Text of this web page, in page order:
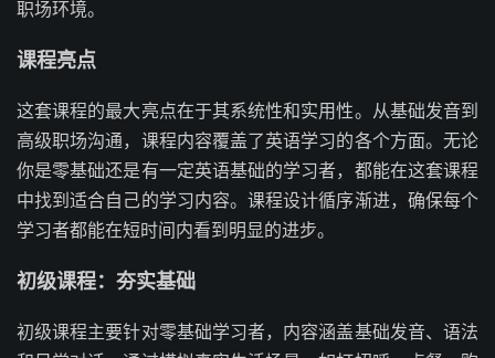
职场环境。
课程亮点
这套课程的最大亮点在于其系统性和实用性。从基础发音到
高级职场沟通，课程内容覆盖了英语学习的各个方面。无论
你是零基础还是有一定英语基础的学习者，都能在这套课程
中找到适合自己的学习内容。课程设计循序渐进，确保每个
学习者都能在短时间内看到明显的进步。
初级课程：夯实基础
初级课程主要针对零基础学习者，内容涵盖基础发音、语法